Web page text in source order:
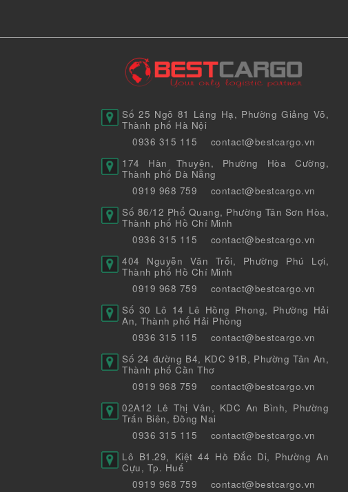
Số 25 Ngõ 81 Láng Hạ, Phường Giảng Võ,
Thành phố Hà Nội
0936 315 115
contact@bestcargo.vn
174 Hàn Thuyên, Phường Hòa Cường,
Thành phố Đà Nẵng
0919 968 759
contact@bestcargo.vn
Số 86/12 Phổ Quang, Phường Tân Sơn Hòa,
Thành phố Hồ Chí Minh
0936 315 115
contact@bestcargo.vn
404 Nguyễn Văn Trỗi, Phường Phú Lợi,
Thành phố Hồ Chí Minh
0919 968 759
contact@bestcargo.vn
Số 30 Lô 14 Lê Hồng Phong, Phường Hải
An, Thành phố Hải Phòng
0936 315 115
contact@bestcargo.vn
Số 24 đường B4, KDC 91B, Phường Tân An,
Thành phố Cần Thơ
0919 968 759
contact@bestcargo.vn
02A12 Lê Thị Vân, KDC An Bình, Phường
Trấn Biên, Đồng Nai
0936 315 115
contact@bestcargo.vn
Lô B1.29, Kiệt 44 Hồ Đắc Di, Phường An
Cựu, Tp. Huế
0919 968 759
contact@bestcargo.vn